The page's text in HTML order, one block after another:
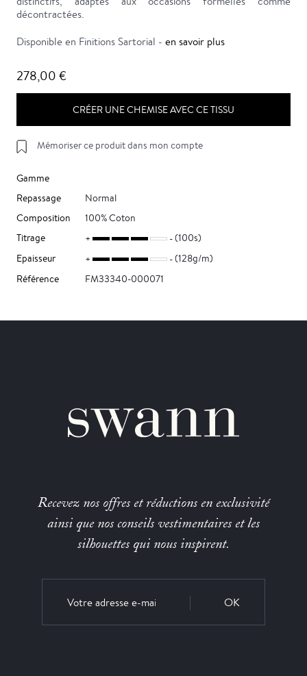
décontractées.
Disponible en Finitions Sartorial - en savoir plus
278,00 €
CRÉER UNE CHEMISE AVEC CE TISSU
Mémoriser ce produit dans mon compte
Gamme
Repassage
Normal
Composition
100% Coton
Titrage
(100s)
Epaisseur
(128g/m)
Référence
FM33340-000071
Recevez nos offres et réductions en exclusivité
ainsi que nos conseils vestimentaires et les
silhouettes qui nous inspirent.
OK